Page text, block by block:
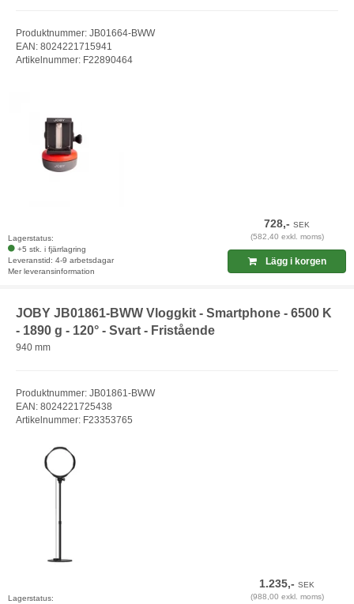
Produktnummer: JB01664-BWW
EAN: 8024221715941
Artikelnummer: F22890464
Lagerstatus:
+5 stk. i fjärrlagring
Leveranstid: 4-9 arbetsdagar
Mer leveransinformation
728,-SEK
(582,40 exkl. moms)
Lägg i korgen
JOBY JB01861-BWW Vloggkit - Smartphone - 6500 K
- 1890 g - 120° - Svart - Fristående
940 mm
Produktnummer: JB01861-BWW
EAN: 8024221725438
Artikelnummer: F23353765
Lagerstatus:
1.235,-SEK
(988,00 exkl. moms)